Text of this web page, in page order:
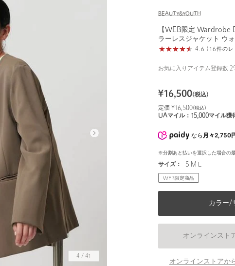
4 / 41
BEAUTY&YOUTH
【WEB限定 Wardrobe
ラーレスジャケット ウ
4.6 (16件のレ
お気に入りアイテム登録数
¥16,500(税込)
定価 ¥ 16,500(税込)
UAマイル： 15,000マイル獲
なら 月々2,750
※分割あと払いを選択した場合の
サイズ： S M L
WEB限定商品
カラー/
オンラインスト
オンラインストアか